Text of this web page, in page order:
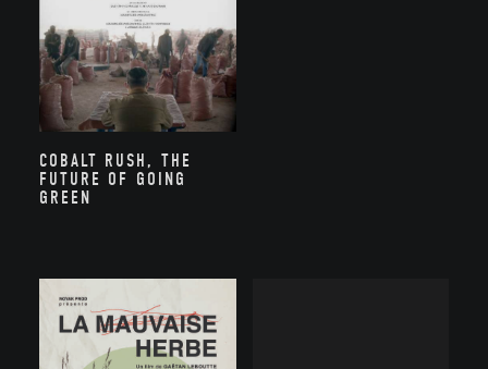
COBALT RUSH, THE
FUTURE OF GOING
GREEN